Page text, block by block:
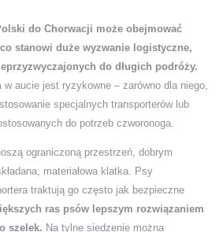
do Chorwacji może obejmować
stanowi duże wyzwanie logistyczne,
do długich podróży.
w aucie jest ryzykowne – zarówno dla niego,
specjalnych transporterów lub
do potrzeb czworonoga.
ograniczoną przestrzeń, dobrym
materiałowa klatka. Psy
traktują go często jak bezpieczne
ras psów lepszym rozwiązaniem
szelek. Na tylne siedzenie można